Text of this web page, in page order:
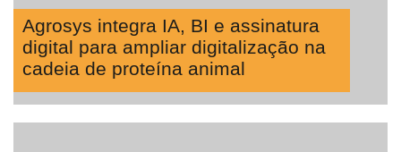
Agrosys integra IA, BI e assinatura
digital para ampliar digitalização na
cadeia de proteína animal